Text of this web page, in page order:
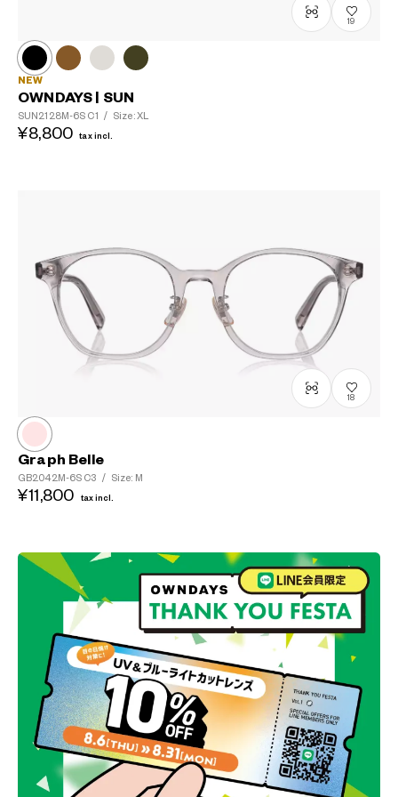
19
NEW
OWNDAYS | SUN
SUN2128M-6S C1 / Size: XL
¥8,800 tax incl.
18
Graph Belle
GB2042M-6S C3 / Size: M
¥11,800 tax incl.